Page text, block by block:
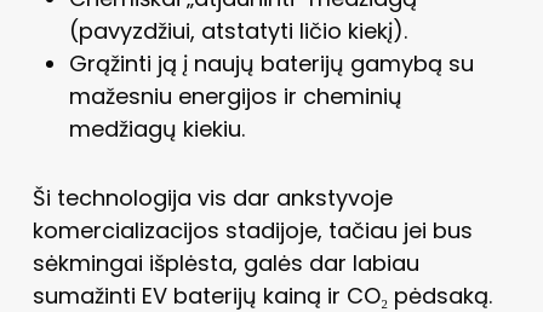
(pavyzdžiui, atstatyti ličio kiekį).
Grąžinti ją į naujų baterijų gamybą su
mažesniu energijos ir cheminių
medžiagų kiekiu.
Ši technologija vis dar ankstyvoje
komercializacijos stadijoje, tačiau jei bus
sėkmingai išplėsta, galės dar labiau
sumažinti EV baterijų kainą ir CO₂ pėdsaką.